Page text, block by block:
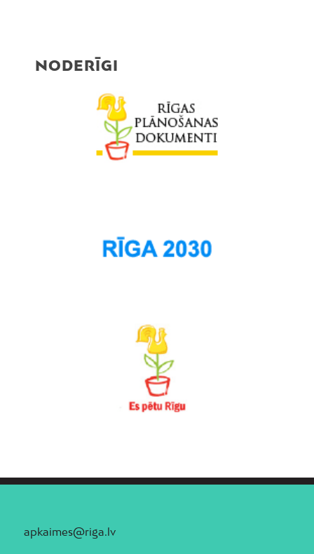
NODERĪGI
apkaimes@riga.lv